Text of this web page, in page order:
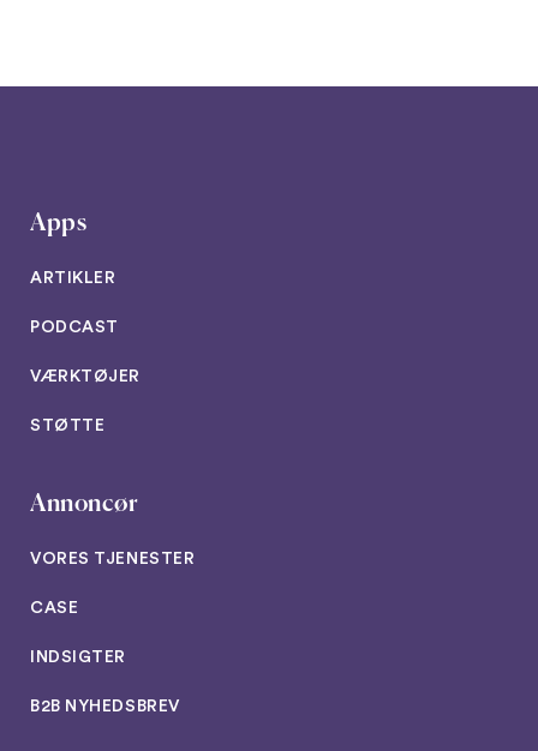
Apps
ARTIKLER
PODCAST
VÆRKTØJER
STØTTE
Annoncør
VORES TJENESTER
CASE
INDSIGTER
B2B NYHEDSBREV